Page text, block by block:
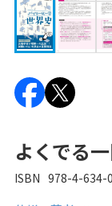
よくでる
ISBN 978-4-634-